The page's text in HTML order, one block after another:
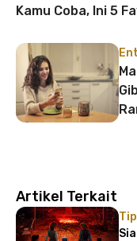
Kamu Coba, Ini 5
Artikel Terkait